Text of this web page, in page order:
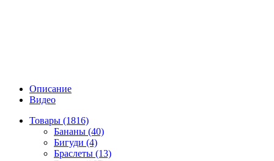
Описание
Видео
Товары (1816)
Бананы (40)
Бигуди (4)
Браслеты (13)